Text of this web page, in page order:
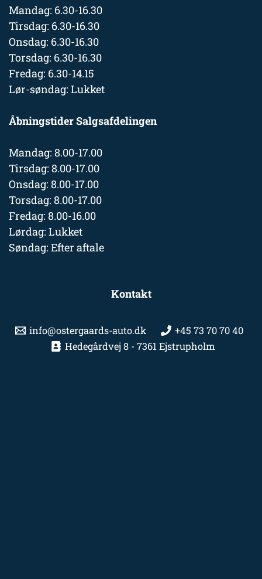
Mandag: 6.30-16.30
Tirsdag: 6.30-16.30
Onsdag: 6.30-16.30
Torsdag: 6.30-16.30
Fredag: 6.30-14.15
Lør-søndag: Lukket
Åbningstider Salgsafdelingen
Mandag: 8.00-17.00
Tirsdag: 8.00-17.00
Onsdag: 8.00-17.00
Torsdag: 8.00-17.00
Fredag: 8.00-16.00
Lørdag: Lukket
Søndag: Efter aftale
Kontakt
info@ostergaards-auto.dk
+45 73 70 70 40
Hedegårdvej 8 - 7361 Ejstrupholm